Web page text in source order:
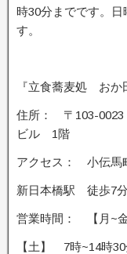
時30分までです。
す。
『立食蕎麦処 おか
住所： 〒103-0023
ビル 1階
アクセス： 小伝
新日本橋駅 徒歩7分
営業時間： 【月~
【土】 7時~14時30